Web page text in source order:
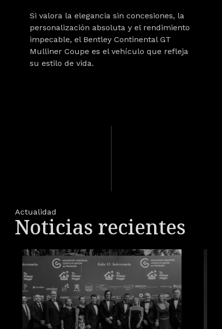
Si valora la elegancia sin concesiones, la
personalización absoluta y el rendimiento
impecable, el Bentley Continental GT
Mulliner Coupe es el vehículo que refleja
su estilo de vida.
Actualidad
Noticias recientes